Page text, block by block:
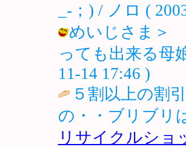
_-；) / ノロ (
めいじさま＞
っても出来る母
11-14 17:46 )
５割以上の割
の・・ブリブリ
リサイクルショ